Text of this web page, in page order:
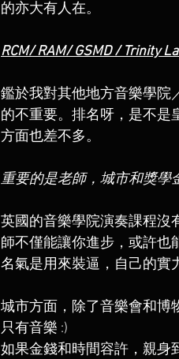
的亦大有人在。
RCM/ RAM/ GSMD / Trinity
鑑於我對其他地方音樂學院
的不重要。排名呀，是不是
方面也差不多。
重要的是老師，城市和獎學
英國的音樂學院演奏課程沒
師不僅能讓你進步，或許也
名氣是用來裝逼，自己的實
城市方面，除了音樂會和博
只有音樂 :)
如果金錢和時間容許，親身